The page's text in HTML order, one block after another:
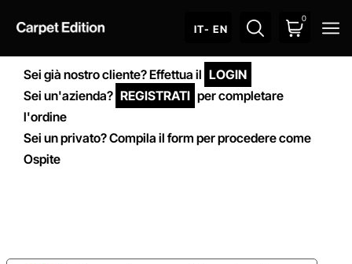
IT- EN
0
Sei già nostro cliente? Effettua il LOGIN
Sei un'azienda? REGISTRATI per completare
l'ordine
Sei un privato? Compila il form per procedere come
Ospite